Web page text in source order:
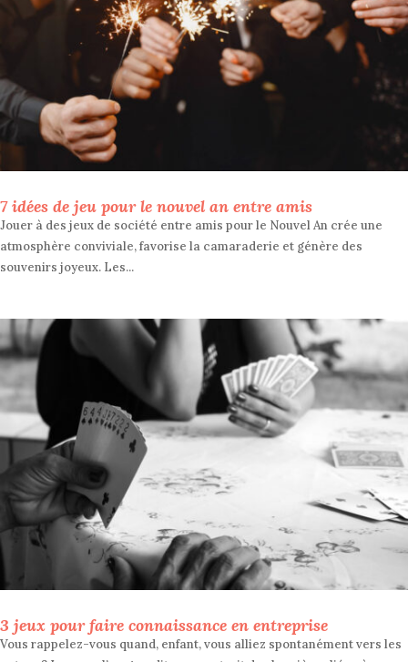
7 idées de jeu pour le nouvel an entre amis
Jouer à des jeux de société entre amis pour le Nouvel An crée une
atmosphère conviviale, favorise la camaraderie et génère des
souvenirs joyeux. Les...
3 jeux pour faire connaissance en entreprise
Vous rappelez-vous quand, enfant, vous alliez spontanément vers les